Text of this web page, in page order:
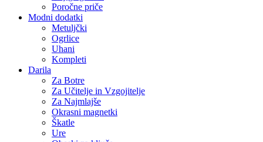
Poročne priče
Modni dodatki
Metuljčki
Ogrlice
Uhani
Kompleti
Darila
Za Botre
Za Učitelje in Vzgojitelje
Za Najmlajše
Okrasni magnetki
Škatle
Ure